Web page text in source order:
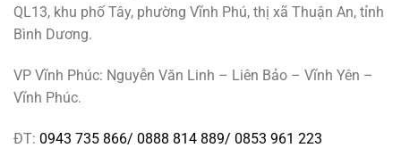
QL13, khu phố Tây, phường Vĩnh Phú, thị xã Thuận An, tỉnh
Bình Dương.
VP Vĩnh Phúc: Nguyễn Văn Linh – Liên Bảo – Vĩnh Yên –
Vĩnh Phúc.
ĐT: 0943 735 866/ 0888 814 889/ 0853 961 223